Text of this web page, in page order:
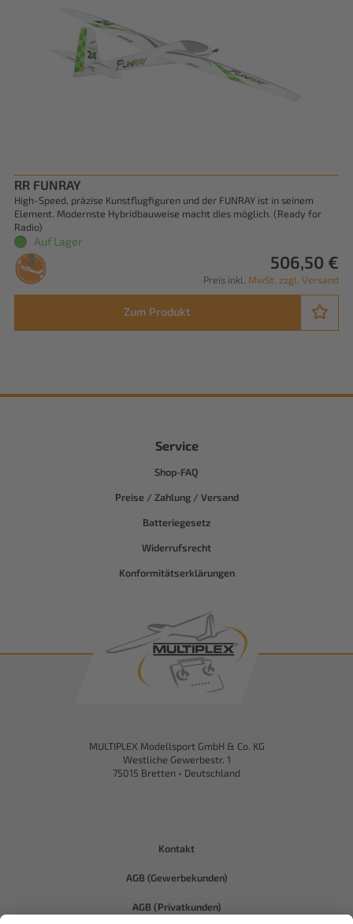
RR FUNRAY
High-Speed, präzise Kunstflugfiguren und der FUNRAY ist in seinem
Element. Modernste Hybridbauweise macht dies möglich. (Ready for
Radio)
Auf Lager
506,50 €
Preis inkl. MwSt. zzgl. Versand
Zum Produkt
Service
Shop-FAQ
Preise / Zahlung / Versand
Batteriegesetz
Widerrufsrecht
Konformitätserklärungen
MULTIPLEX Modellsport GmbH & Co. KG
Westliche Gewerbestr. 1
75015 Bretten • Deutschland
Kontakt
AGB (Gewerbekunden)
AGB (Privatkunden)